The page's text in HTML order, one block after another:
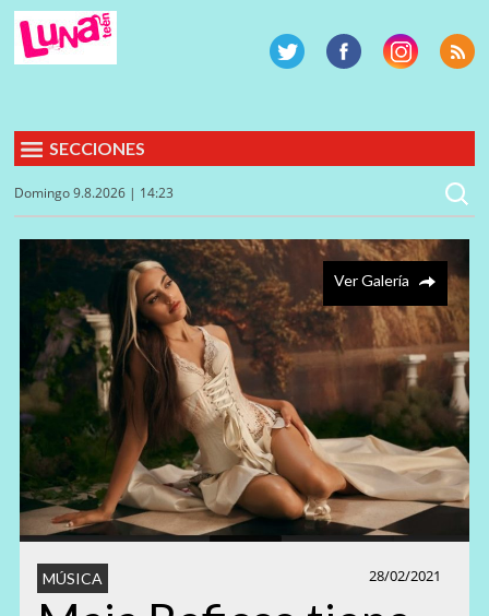
SECCIONES
Domingo 9.8.2026 | 14:23
Ver Galería
28/02/2021
MÚSICA